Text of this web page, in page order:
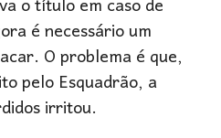
é necessário um
O problema é que,
pelo Esquadrão, a
irritou.